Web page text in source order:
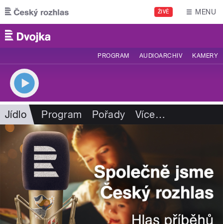
Přejít k hlavnímu obsahu
ŽIVĚ MENU
PROGRAM AUDIOARCHIV KAMERY
Jídlo Program Pořady Více…